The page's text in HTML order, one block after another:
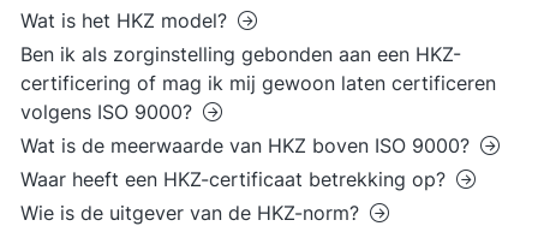
Wat is het HKZ model?
Ben ik als zorginstelling gebonden aan een HKZ-
certificering of mag ik mij gewoon laten certificeren
volgens ISO 9000?
Wat is de meerwaarde van HKZ boven ISO 9000?
Waar heeft een HKZ-certificaat betrekking op?
Wie is de uitgever van de HKZ-norm?